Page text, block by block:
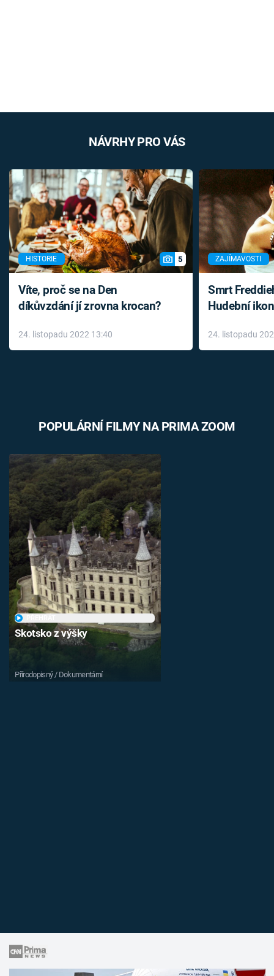
NÁVRHY PRO VÁS
HISTORIE 5
Víte, proč se na Den
díkůvzdání jí zrovna krocan?
24. listopadu 2022 13:40
ZAJÍMAVOSTI
Smrt
Hudební
léky
24. listopadu
POPULÁRNÍ FILMY NA PRIMA ZOOM
Skotsko z výšky
Přírodopisný / Dokumentární